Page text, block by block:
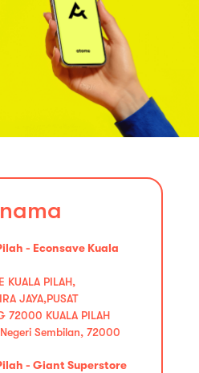
- Econsave Kuala
KUALA PILAH,
JAYA,PUSAT
72000 KUALA PILAH
Negeri Sembilan, 72000
- Giant Superstore